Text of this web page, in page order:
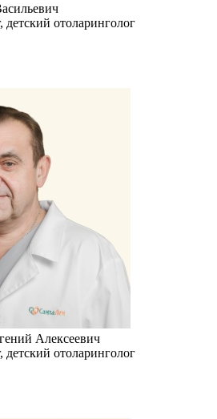
детский отоларинголог
Алексеевич
детский отоларинголог